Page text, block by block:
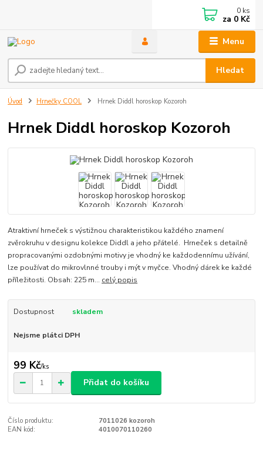
Menu
Hledat
0 ks
za 0 Kč
Úvod Hrnečky COOL Hrnek Diddl horoskop Kozoroh
Hrnek Diddl horoskop Kozoroh
Atraktivní hrneček s výstižnou charakteristikou každého znamení
zvěrokruhu v designu kolekce Diddl a jeho přátelé. Hrneček s detailně
propracovanými ozdobnými motivy je vhodný ke každodennímu užívání,
lze používat do mikrovlnné trouby i mýt v myčce. Vhodný dárek ke každé
příležitosti. Obsah: 225 m... celý popis
Dostupnost skladem
Nejsme plátci DPH
99 Kč/ks
Přidat do košíku
Číslo produktu:
7011026 kozoroh
EAN kód:
4010070110260